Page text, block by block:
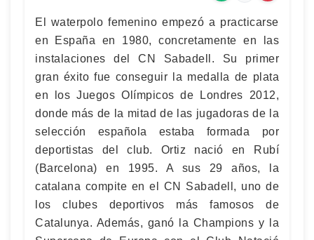
El waterpolo femenino empezó a practicarse
en España en 1980, concretamente en las
instalaciones del CN Sabadell. Su primer
gran éxito fue conseguir la medalla de plata
en los Juegos Olímpicos de Londres 2012,
donde más de la mitad de las jugadoras de la
selección española estaba formada por
deportistas del club. Ortiz nació en Rubí
(Barcelona) en 1995. A sus 29 años, la
catalana compite en el CN Sabadell, uno de
los clubes deportivos más famosos de
Catalunya. Además, ganó la Champions y la